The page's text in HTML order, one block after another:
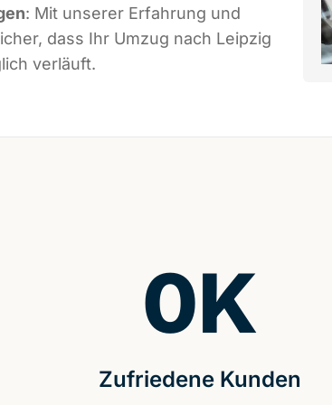
: Mit unserer Erfahrung und
dass Ihr Umzug nach Leipzig
verläuft.
Zufriedene Kunden
0K